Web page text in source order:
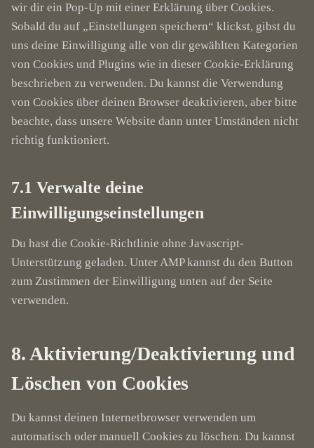
wir dir ein Pop-Up mit einer Erklärung über Cookies.
Sobald du auf „Einstellungen speichern“ klickst, gibst du
uns deine Einwilligung alle von dir gewählten Kategorien
von Cookies und Plugins wie in dieser Cookie-Erklärung
beschrieben zu verwenden. Du kannst die Verwendung
von Cookies über deinen Browser deaktivieren, aber bitte
beachte, dass unsere Website dann unter Umständen nicht
richtig funktioniert.
7.1 Verwalte deine
Einwilligungseinstellungen
Du hast die Cookie-Richtlinie ohne Javascript-
Unterstützung geladen. Unter AMP kannst du den Button
zum Zustimmen der Einwilligung unten auf der Seite
verwenden.
8. Aktivierung/Deaktivierung und
Löschen von Cookies
Du kannst deinen Internetbrowser verwenden um
automatisch oder manuell Cookies zu löschen. Du kannst